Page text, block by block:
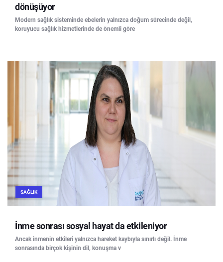
dönüşüyor
Modern sağlık sisteminde ebelerin yalnızca doğum sürecinde değil,
koruyucu sağlık hizmetlerinde de önemli göre
SAĞLIK
İnme sonrası sosyal hayat da etkileniyor
Ancak inmenin etkileri yalnızca hareket kaybıyla sınırlı değil. İnme
sonrasında birçok kişinin dil, konuşma v